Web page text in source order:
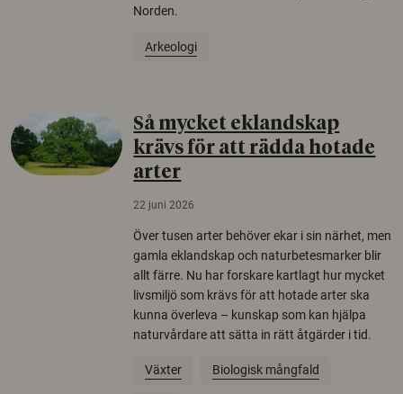
Norden.
Arkeologi
Så mycket eklandskap
krävs för att rädda hotade
arter
22 juni 2026
Över tusen arter behöver ekar i sin närhet, men
gamla eklandskap och naturbetesmarker blir
allt färre. Nu har forskare kartlagt hur mycket
livsmiljö som krävs för att hotade arter ska
kunna överleva – kunskap som kan hjälpa
naturvårdare att sätta in rätt åtgärder i tid.
Växter Biologisk mångfald